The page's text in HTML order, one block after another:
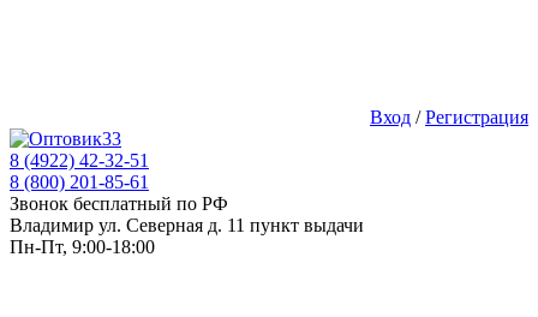
Вход /Регистрация
8 (4922) 42-32-51
8 (800) 201-85-61
Звонок бесплатный по РФ
Владимир ул. Северная д. 11 пункт выдачи
Пн-Пт, 9:00-18:00